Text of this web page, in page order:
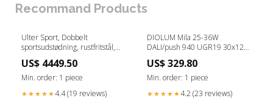
Recommand Products
Ulter Sport, Dobbelt
sportsudstødning, rustfritstål,
96/118kW 2022- 100mm
KT13928KT
US$ 4449.50
Min. order: 1 piece
★★★★★4.4 (19 reviews)
DIOLUM Mila 25-36W
DALI/push 940 UGR19 30x120
US$ 329.80
Min. order: 1 piece
★★★★★4.2 (23 reviews)